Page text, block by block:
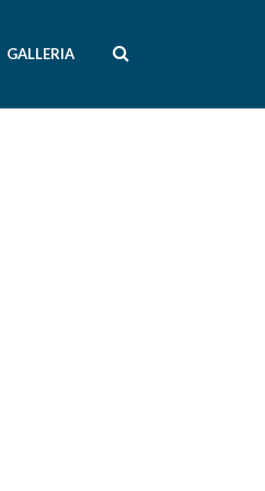
GALLERIA